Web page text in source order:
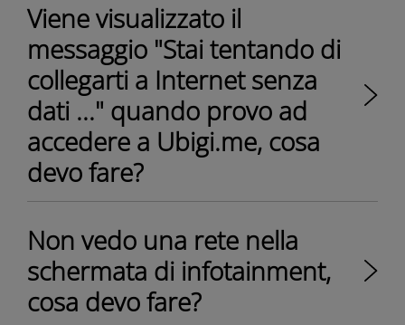
Viene visualizzato il
messaggio "Stai tentando di
collegarti a Internet senza
dati ..." quando provo ad
accedere a Ubigi.me, cosa
devo fare?
Non vedo una rete nella
schermata di infotainment,
cosa devo fare?